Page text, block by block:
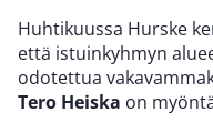
Huhtikuussa Hurske
että istuinkyhmyn
odotettua
Tero Heiska on